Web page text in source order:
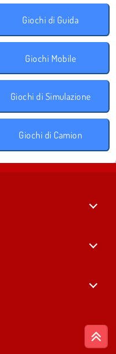
Giochi di Guida
Giochi Mobile
Giochi di Simulazione
Giochi di Camion